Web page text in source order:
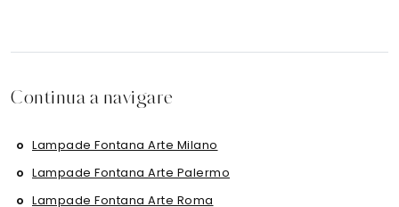
Continua a navigare
Lampade Fontana Arte Milano
Lampade Fontana Arte Palermo
Lampade Fontana Arte Roma